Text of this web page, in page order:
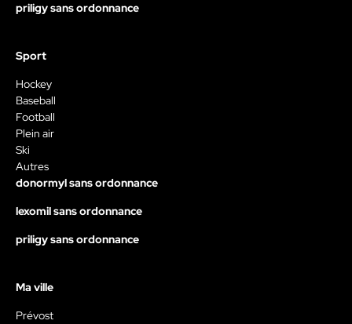
priligy sans ordonnance
Sport
Hockey
Baseball
Football
Plein air
Ski
Autres
donormyl sans ordonnance
lexomil sans ordonnance
priligy sans ordonnance
Ma ville
Prévost